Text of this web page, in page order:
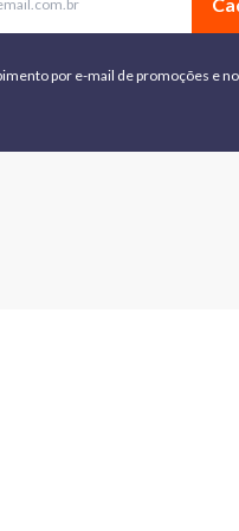
por e-mail de promoções e